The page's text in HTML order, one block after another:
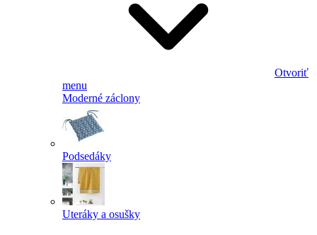
Otvoriť
menu
Moderné záclony
Podsedáky
Uteráky a osušky